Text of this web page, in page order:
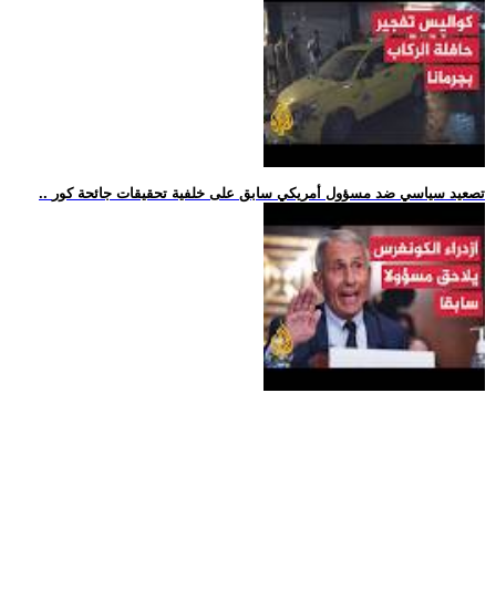
.. تصعيد سياسي ضد مسؤول أمريكي سابق على خلفية تحقيقات جائحة كور